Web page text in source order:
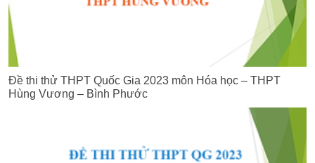
Đề thi thử THPT Quốc Gia 2023 môn Hóa học – THPT
Hùng Vương – Bình Phước